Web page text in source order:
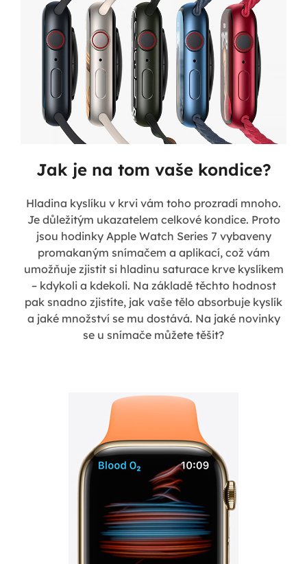
Jak je na tom vaše kondice?
Hladina kyslíku v krvi vám toho prozradí mnoho.
Je důležitým ukazatelem celkové kondice. Proto
jsou hodinky Apple Watch Series 7 vybaveny
promakaným snímačem a aplikací, což vám
umožňuje zjistit si hladinu saturace krve kyslíkem
– kdykoli a kdekoli. Na základě těchto hodnost
pak snadno zjistíte, jak vaše tělo absorbuje kyslík
a jaké množství se mu dostává. Na jaké novinky
se u snímače můžete těšit?